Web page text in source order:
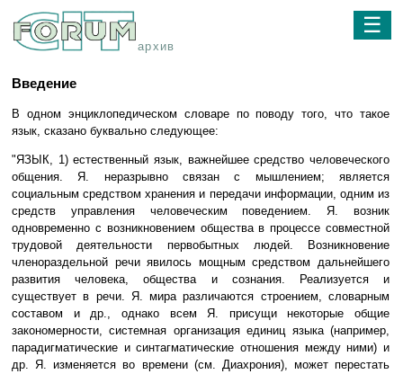
архив
☰
Введение
В одном энциклопедическом словаре по поводу того, что такое
язык, сказано буквально следующее:
"ЯЗЫК, 1) естественный язык, важнейшее средство человеческого
общения. Я. неразрывно связан с мышлением; является
социальным средством хранения и передачи информации, одним из
средств управления человеческим поведением. Я. возник
одновременно с возникновением общества в процессе совместной
трудовой деятельности первобытных людей. Возникновение
членораздельной речи явилось мощным средством дальнейшего
развития человека, общества и сознания. Реализуется и
существует в речи. Я. мира различаются строением, словарным
составом и др., однако всем Я. присущи некоторые общие
закономерности, системная организация единиц языка (например,
парадигматические и синтагматические отношения между ними) и
др. Я. изменяется во времени (см. Диахрония), может перестать